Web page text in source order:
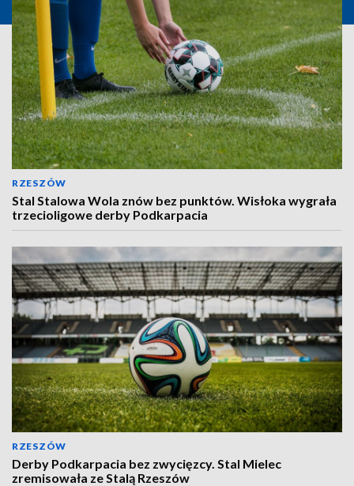
RZESZÓW
Stal Stalowa Wola znów bez punktów. Wisłoka wygrała
trzecioligowe derby Podkarpacia
RZESZÓW
Derby Podkarpacia bez zwycięzcy. Stal Mielec
zremisowała ze Stalą Rzeszów